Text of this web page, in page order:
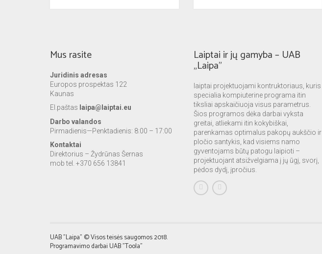
Mus rasite
Juridinis adresas
Europos prospektas 122
Kaunas
El.paštas laipa@laiptai.eu
Darbo valandos
Pirmadienis—Penktadienis: 8:00 – 17:00
Kontaktai
Direktorius – Žydrūnas Šernas
mob tel. +370 656 13841
Laiptai ir jų gamyba – UAB
„Laipa”
laiptai projektuojami kontruktoriaus, kuris
specialia kompiuterine programa itin
tiksliai apskaičiuoja visus parametrus.
Šios programos dėka darbai vyksta
greitai, atliekami itin kokybiškai,
parenkamas optimalus pakopų aukščio ir
pločio santykis, kad visiems namo
gyventojams būtų patogu laipioti –
projektuojant atsižvelgiama į jų ūgį, svorį,
pėdos dydį, įpročius.
UAB "Laipa" © Visos teisės saugomos 2018.
Programavimo darbai UAB "Toola"